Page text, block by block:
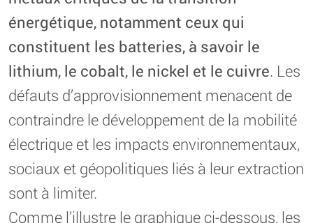
énergétique, notamment ceux qui
constituent les batteries, à savoir le
lithium, le cobalt, le nickel et le cuivre. Les
défauts d’approvisionnement menacent de
contraindre le développement de la mobilité
électrique et les impacts environnementaux,
sociaux et géopolitiques liés à leur extraction
sont à limiter.
Comme l’illustre le graphique ci-dessous, les